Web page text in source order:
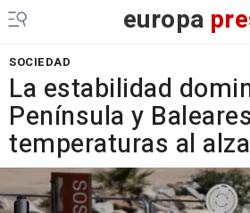
europa
SOCIEDAD
La estabilidad
Península y
temperaturas al alza